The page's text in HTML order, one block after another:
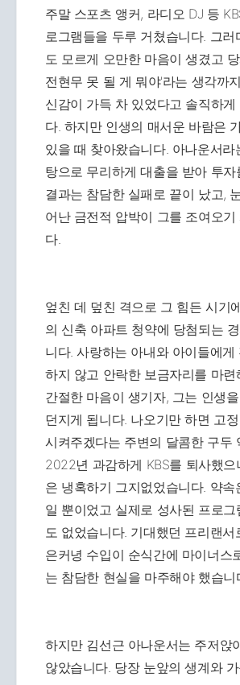
주말 스포츠 앵커, 라디오 DJ 등
로그램들을 두루 거쳤습니다. 그러
도 모르게 오만한 마음이 생겼고
전현무 못 될 게 뭐야'라는 생각까
신감이 가득 차 있었다고 솔직하게
다. 하지만 인생의 매서운 바람은
있을 때 찾아왔습니다. 아나운서라
탕으로 무리하게 대출을 받아 투
결과는 참담한 실패로 끝이 났고,
어난 금전적 압박이 그를 조여오기
다.
엎친 데 덮친 격으로 그 힘든 시기
의 신축 아파트 청약에 당첨되는
니다. 사랑하는 아내와 아이들에게
하지 않고 안락한 보금자리를 마련
간절한 마음이 생기자, 그는 인생
던지게 됩니다. 나오기만 하면 고
시켜주겠다는 주변의 달콤한 구두
2022년 과감하게 KBS를 퇴사했으
은 냉혹하기 그지없었습니다. 약속
일 뿐이었고 실제로 성사된 프로
도 없었습니다. 기대했던 프리랜서
은커녕 수입이 순식간에 마이너스
는 참담한 현실을 마주해야 했습니
하지만 김선근 아나운서는 주저앉
않았습니다. 당장 눈앞의 생계와